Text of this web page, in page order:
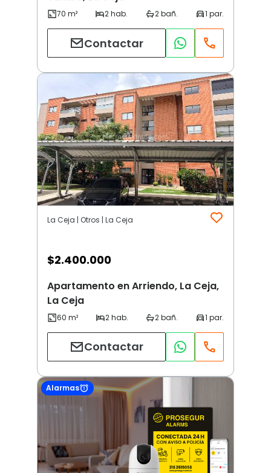
Contactar
La Ceja | Otros | La Ceja
$2.400.000
Apartamento en Arriendo, La Ceja,
La Ceja
Contactar
Alarmas